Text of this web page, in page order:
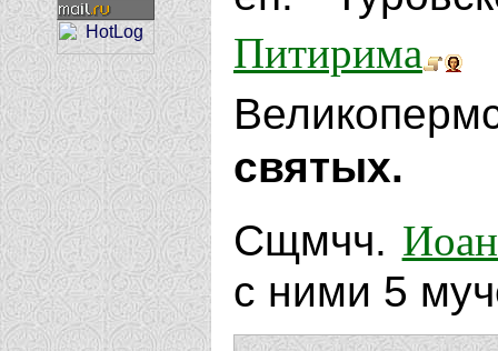
Питирима
святых.
Сщмчч.
с ними 5